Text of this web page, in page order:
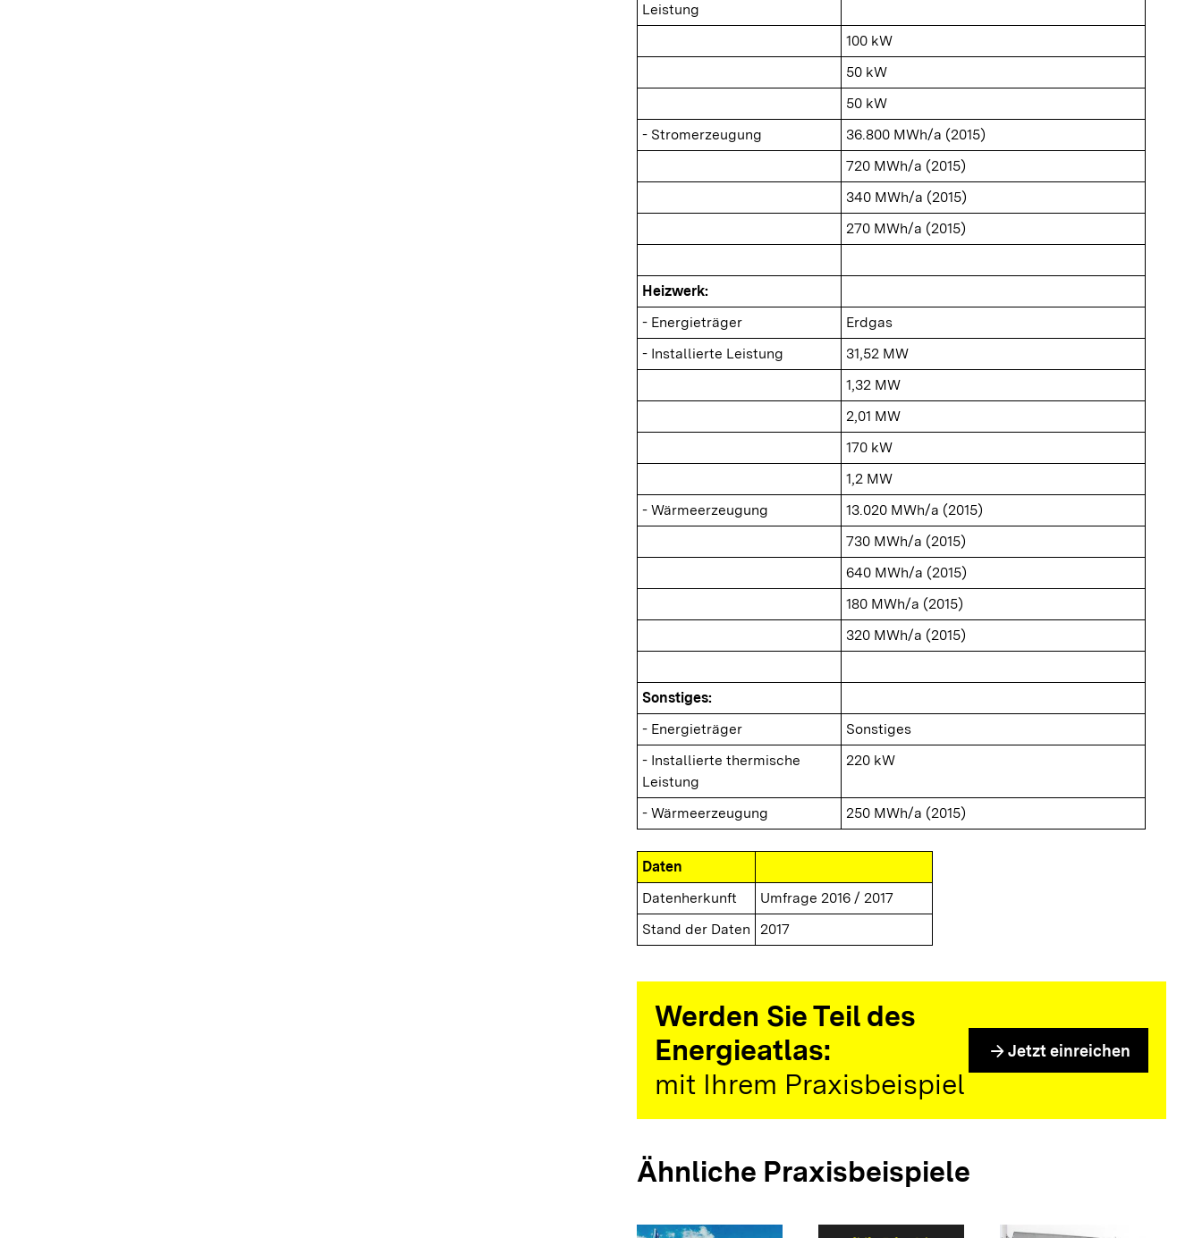
Leistung
100 kW
50 kW
50 kW
- Stromerzeugung
36.800 MWh/a (2015)
720 MWh/a (2015)
340 MWh/a (2015)
270 MWh/a (2015)
Heizwerk:
- Energieträger
Erdgas
- Installierte Leistung
31,52 MW
1,32 MW
2,01 MW
170 kW
1,2 MW
- Wärmeerzeugung
13.020 MWh/a (2015)
730 MWh/a (2015)
640 MWh/a (2015)
180 MWh/a (2015)
320 MWh/a (2015)
Sonstiges:
- Energieträger
Sonstiges
- Installierte thermische
Leistung
220 kW
- Wärmeerzeugung 250 MWh/a (2015)
Daten
Datenherkunft
Umfrage 2016 / 2017
Stand der Daten
2017
Werden Sie Teil des
Energieatlas:
mit Ihrem Praxisbeispiel
arrow_forward Jetzt einreichen
Ähnliche Praxisbeispiele